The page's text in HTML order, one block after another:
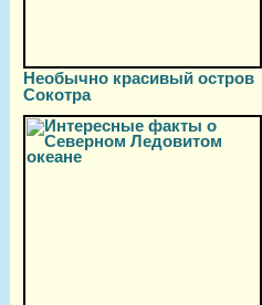
Необычно красивый остров
Сокотра